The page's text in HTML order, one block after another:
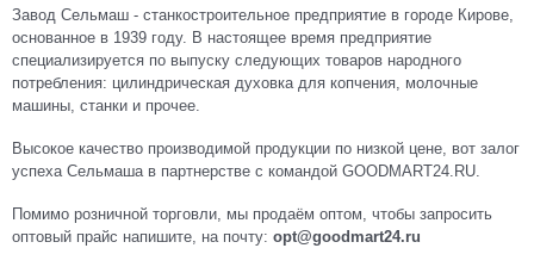
Завод Сельмаш - станкостроительное предприятие в городе Кирове,
основанное в 1939 году. В настоящее время предприятие
специализируется по выпуску следующих товаров народного
потребления: цилиндрическая духовка для копчения, молочные
машины, станки и прочее.
Высокое качество производимой продукции по низкой цене, вот залог
успеха Сельмаша в партнерстве c командой GOODMART24.RU.
Помимо розничной торговли, мы продаём оптом, чтобы запросить
оптовый прайс напишите, на почту: opt@goodmart24.ru